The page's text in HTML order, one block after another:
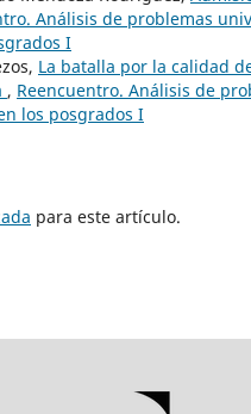
Análisis de problemas
I
La batalla por la calidad
, Reencuentro. Análisis de
los posgrados I
para este artículo.